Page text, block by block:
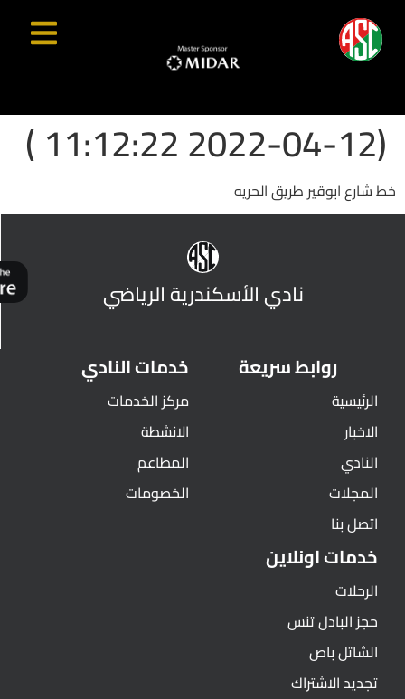
(2022-04-12 11:12:22 )
خط شارع ابوقير طريق الحريه
نادي الأسكندرية الرياضي
روابط سريعة
الرئيسية
الاخبار
النادي
المجلات
اتصل بنا
خدمات النادي
مركز الخدمات
الانشطة
المطاعم
الخصومات
خدمات اونلاين
الرحلات
حجز البادل تنس
الشاتل باص
تجديد الاشتراك